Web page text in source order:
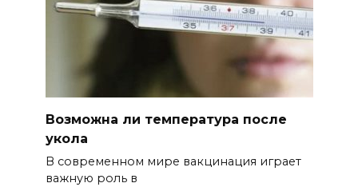
Возможна ли температура после
укола
В современном мире вакцинация играет
важную роль в